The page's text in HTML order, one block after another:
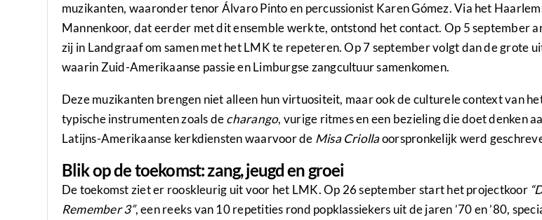
muzikanten, waaronder tenor Álvaro Pinto en percussionist Karen Gómez. Via het
Mannenkoor, dat eerder met dit ensemble werkte, ontstond het contact. Op 5 september
zij in Landgraaf om samen met het LMK te repeteren. Op 7 september volgt dan de grote
waarin Zuid-Amerikaanse passie en Limburgse zangcultuur samenkomen.
Deze muzikanten brengen niet alleen hun virtuositeit, maar ook de culturele context van
typische instrumenten zoals decharango, vurige ritmes en een bezieling die doet denken
Latijns-Amerikaanse kerkdiensten waarvoor de Misa Criollaoorspronkelijk werd
Blik op de toekomst: zang, jeugd en groei
De toekomst ziet er rooskleurig uit voor het LMK. Op 26 september start het projectkoor
Remember 3”, een reeks van 10 repetities rond popklassiekers uit de jaren ’70 en ’80,